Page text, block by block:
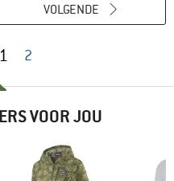
1 2
VOLGENDE
VOOR JOU